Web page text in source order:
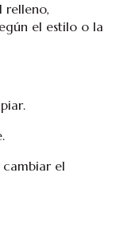
relleno,
el estilo o la
el